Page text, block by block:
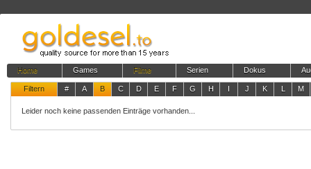
Home Games Filme Serien Dokus
Filtern # A B C D E F G H I J K L M
Leider noch keine passenden Einträge vorhanden...